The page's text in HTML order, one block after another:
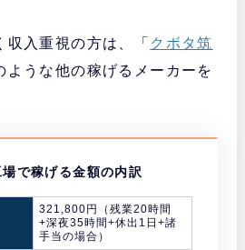
入重視の方は、「 クボタ筑
ような他の稼げるメーカーを
で稼げる金額の内訳
321,800円（残業20時間
+深夜35時間+休出1日+諸
手当の場合）